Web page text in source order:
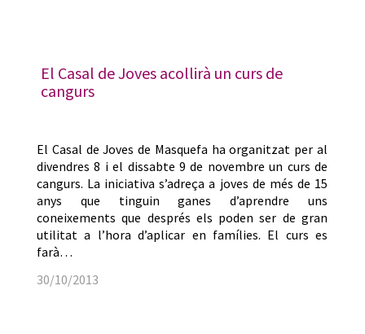
El Casal de Joves acollirà un curs de
cangurs
El Casal de Joves de Masquefa ha organitzat per al
divendres 8 i el dissabte 9 de novembre un curs de
cangurs. La iniciativa s’adreça a joves de més de 15
anys que tinguin ganes d’aprendre uns
coneixements que després els poden ser de gran
utilitat a l’hora d’aplicar en famílies. El curs es
farà…
30/10/2013